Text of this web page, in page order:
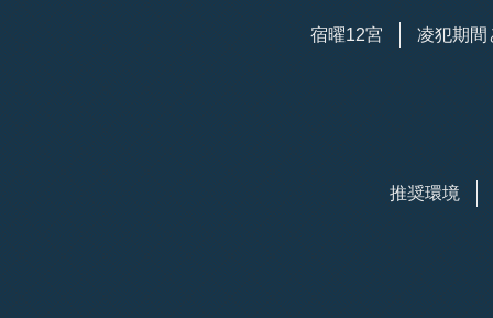
宿曜12宮 凌犯期間
推奨環境